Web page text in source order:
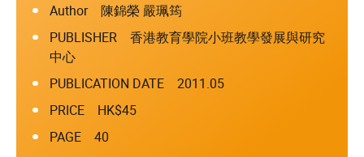
Author 陳錦榮 嚴珮筠
PUBLISHER 香港教育學院小班教學發展與研究
中心
PUBLICATION DATE 2011.05
PRICE HK$45
PAGE 40